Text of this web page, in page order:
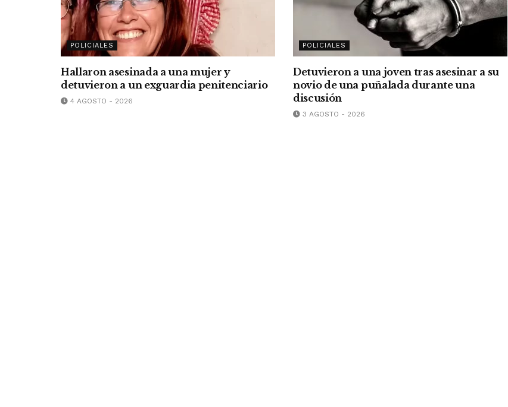
POLICIALES
Hallaron asesinada a una mujer y
detuvieron a un exguardia penitenciario
4 AGOSTO - 2026
POLICIALES
Detuvieron a una joven tras asesinar a su
novio de una puñalada durante una
discusión
3 AGOSTO - 2026